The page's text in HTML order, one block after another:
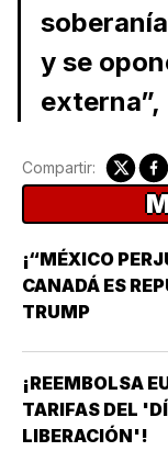
y se
externa”,
Compartir:
¡“MÉXICO
CANADÁ ES
TRUMP
¡REEMBOLSA
TARIFAS DEL
LIBERACIÓN'!